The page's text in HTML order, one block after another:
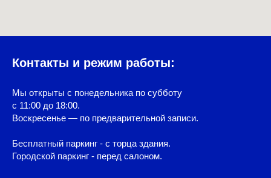
Контакты и режим работы:
Мы открыты с понедельника по субботу
с 11:00 до 18:00.
Воскресенье — по предварительной записи.
Бесплатный паркинг - с торца здания.
Городской паркинг - перед салоном.